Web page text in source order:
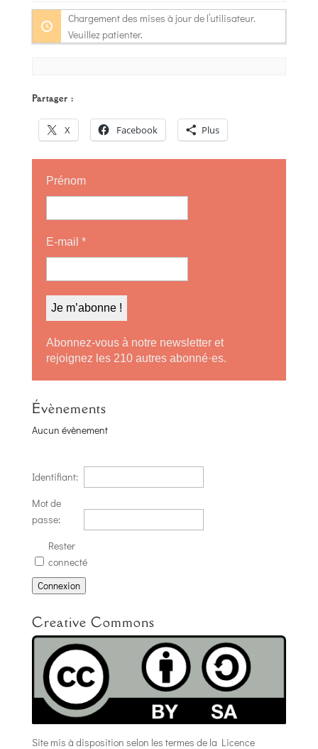
par
activité:
Chargement des mises à jour de l’utilisateur.
Veuillez patienter.
Partager :
X Facebook Plus
Prénom
E-mail *
Abonnez-vous à notre newsletter et
rejoignez les 210 autres abonné·es.
Évènements
Aucun évènement
Identifiant:
Mot de
passe:
Rester
connecté
Connexion
Creative Commons
Site mis à disposition selon les termes de la Licence